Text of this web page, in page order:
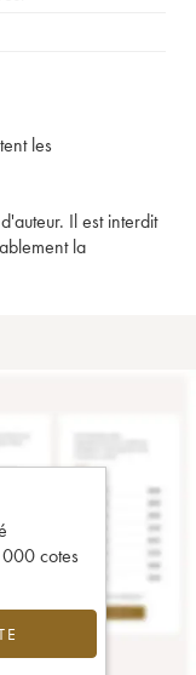
les
Il est interdit
la
cotes